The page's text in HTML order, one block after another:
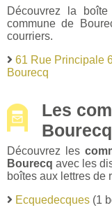
Découvrez la
commune de
courriers.
61 Rue Principale
Bourecq
Les
Bourecq
Découvrez les
Bourecq avec les
boîtes aux lettres de
Ecquedecques (1